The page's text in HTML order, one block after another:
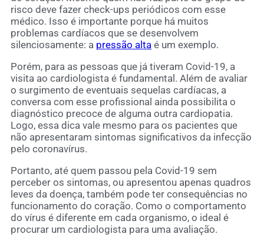
risco deve fazer check-ups periódicos com esse
médico. Isso é importante porque há muitos
problemas cardíacos que se desenvolvem
silenciosamente: a pressão alta é um exemplo.
Porém, para as pessoas que já tiveram Covid-19, a
visita ao cardiologista é fundamental. Além de avaliar
o surgimento de eventuais sequelas cardíacas, a
conversa com esse profissional ainda possibilita o
diagnóstico precoce de alguma outra cardiopatia.
Logo, essa dica vale mesmo para os pacientes que
não apresentaram sintomas significativos da infecção
pelo coronavírus.
Portanto, até quem passou pela Covid-19 sem
perceber os sintomas, ou apresentou apenas quadros
leves da doença, também pode ter consequências no
funcionamento do coração. Como o comportamento
do vírus é diferente em cada organismo, o ideal é
procurar um cardiologista para uma avaliação.